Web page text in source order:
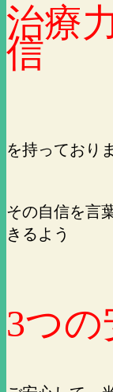
治療
信
を持っており
その自信を言
きるよう
3つ